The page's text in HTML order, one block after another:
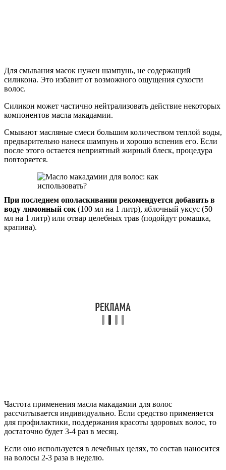
Для смывания масок нужен шампунь, не содержащий
силикона. Это избавит от возможного ощущения сухости
волос.
Силикон может частично нейтрализовать действие некоторых
компонентов масла макадамии.
Смывают масляные смеси большим количеством теплой воды,
предварительно нанеся шампунь и хорошо вспенив его. Если
после этого остается неприятный жирный блеск, процедура
повторяется.
При последнем ополаскивании рекомендуется добавить в
воду лимонный сок (100 мл на 1 литр), яблочный уксус (50
мл на 1 литр) или отвар целебных трав (подойдут ромашка,
крапива).
Частота применения масла макадамии для волос
рассчитывается индивидуально. Если средство применяется
для профилактики, поддержания красоты здоровых волос, то
достаточно будет 3-4 раз в месяц.
Если оно используется в лечебных целях, то состав наносится
на волосы 2-3 раза в неделю.